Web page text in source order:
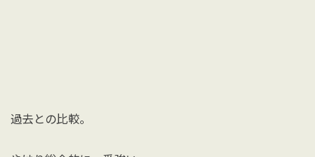
過去との比較。